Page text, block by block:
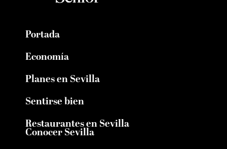
Portada
Economía
Planes en Sevilla
Sentirse bien
Restaurantes en Sevilla
Conocer Sevilla